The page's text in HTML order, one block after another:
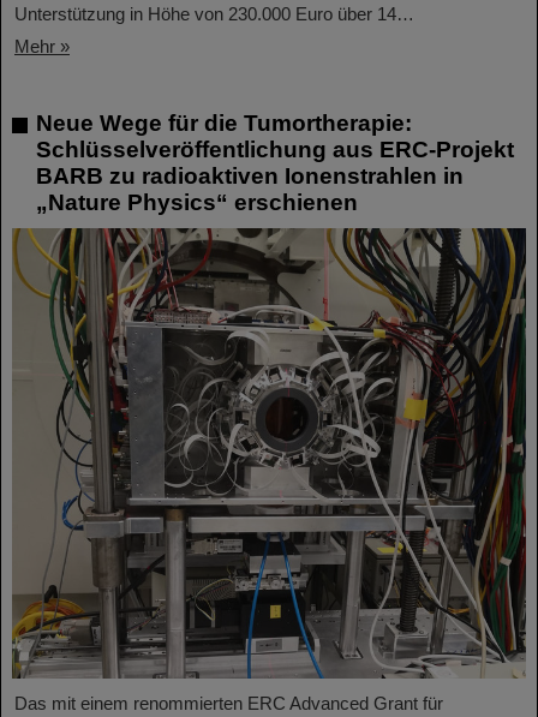
Unterstützung in Höhe von 230.000 Euro über 14…
Mehr »
Neue Wege für die Tumortherapie:
Schlüsselveröffentlichung aus ERC-Projekt
BARB zu radioaktiven Ionenstrahlen in
„Nature Physics“ erschienen
Das mit einem renommierten ERC Advanced Grant für